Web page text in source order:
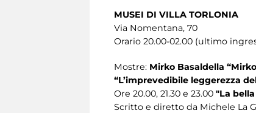
MUSEI DI VILLA TORLONIA
Via Nomentana, 70
Orario 20.00-02.00 (ultimo
Mostre: Mirko Basaldella
“L’imprevedibile leggerezza
Ore 20.00, 21.30 e 23.00 "La
Scritto e diretto da Michele La